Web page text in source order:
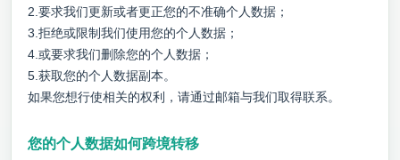
2.要求我们更新或者更正您的不准确个人数据；
3.拒绝或限制我们使用您的个人数据；
4.或要求我们删除您的个人数据；
5.获取您的个人数据副本。
如果您想行使相关的权利，请通过邮箱与我们取得联系。
您的个人数据如何跨境转移